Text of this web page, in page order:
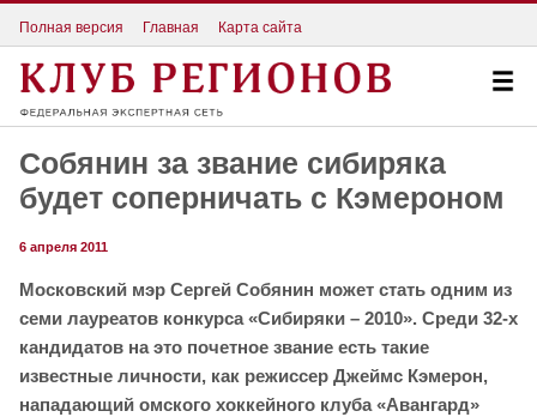
Полная версия Главная Карта сайта
Собянин за звание сибиряка
будет соперничать с Кэмероном
6 апреля 2011
Московский мэр Сергей Собянин может стать одним из
семи лауреатов конкурса «Сибиряки – 2010». Среди 32-х
кандидатов на это почетное звание есть такие
известные личности, как режиссер Джеймс Кэмерон,
нападающий омского хоккейного клуба «Авангард»